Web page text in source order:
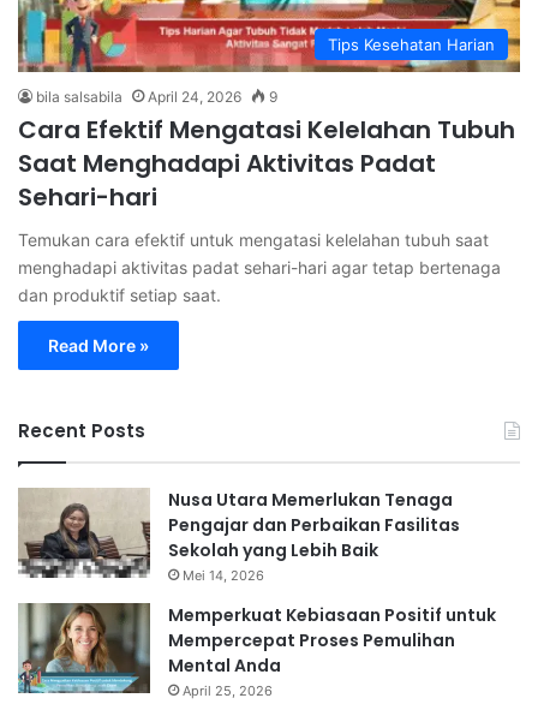
Tips Kesehatan Harian
bila salsabila April 24, 2026 9
Cara Efektif Mengatasi Kelelahan Tubuh
Saat Menghadapi Aktivitas Padat
Sehari-hari
Temukan cara efektif untuk mengatasi kelelahan tubuh saat
menghadapi aktivitas padat sehari-hari agar tetap bertenaga
dan produktif setiap saat.
Read More »
Recent Posts
Nusa Utara Memerlukan Tenaga
Pengajar dan Perbaikan Fasilitas
Sekolah yang Lebih Baik
Mei 14, 2026
Memperkuat Kebiasaan Positif untuk
Mempercepat Proses Pemulihan
Mental Anda
April 25, 2026